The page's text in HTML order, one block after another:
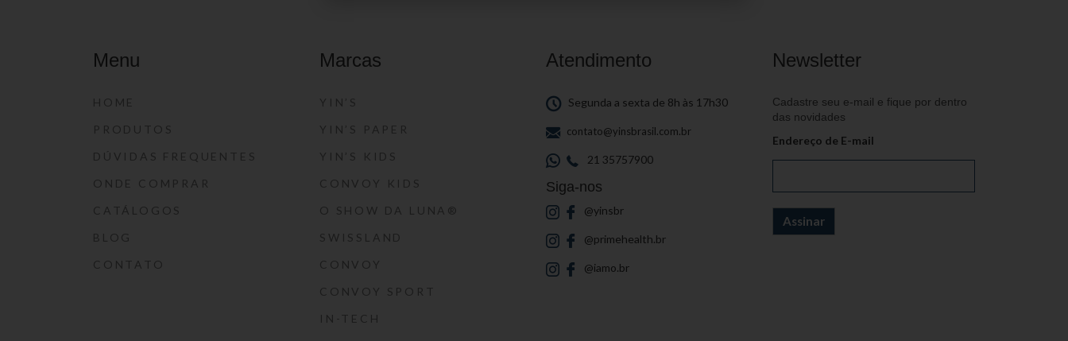
Menu
HOME
PRODUTOS
DÚVIDAS FREQUENTES
ONDE COMPRAR
CATÁLOGOS
BLOG
CONTATO
Marcas
YIN’S
YIN’S PAPER
YIN’S KIDS
CONVOY KIDS
O SHOW DA LUNA®
SWISSLAND
CONVOY
CONVOY SPORT
IN-TECH
Atendimento
Segunda a sexta de 8h às 17h30
contato@yinsbrasil.com.br
21 35757900
Siga-nos
@yinsbr
@primehealth.br
@iamo.br
Newsletter
Cadastre seu e-mail e fique por dentro
das novidades
Endereço de E-mail